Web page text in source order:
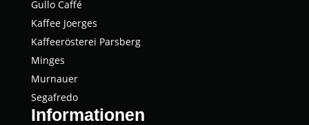
Gul­lo Caffé
Kaffee Joer­ges
Kaf­fee­rös­te­rei Parsberg
Min­ges
Mur­nau­er
Segaf­re­do
Informationen